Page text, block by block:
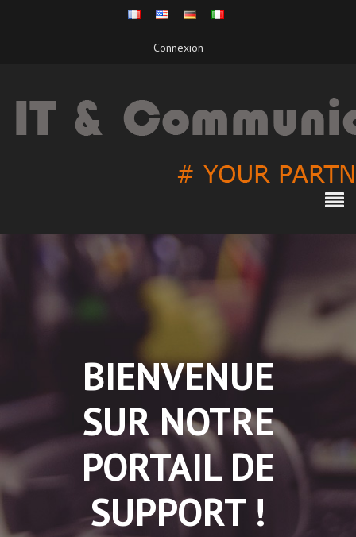
Connexion
BIENVENUE
SUR NOTRE
PORTAIL DE
SUPPORT !